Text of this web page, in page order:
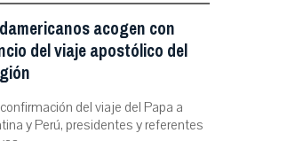
acogen con
del viaje apostólico del
del viaje del Papa a
y Perú, presidentes y referentes